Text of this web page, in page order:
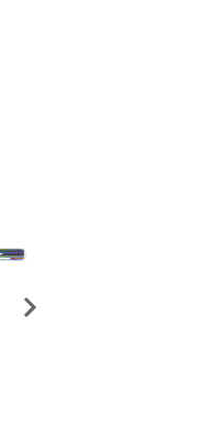
Paula Kotouc